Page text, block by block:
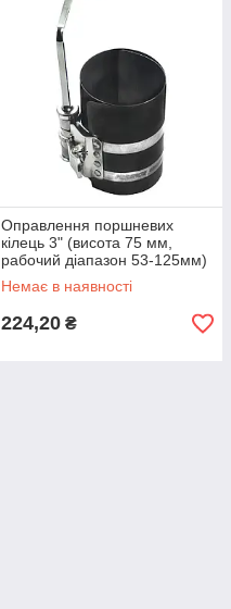
Оправлення поршневих
кілець 3" (висота 75 мм,
рабочий діапазон 53-125мм)
Forsage F-6203125
Немає в наявності
224,20 ₴